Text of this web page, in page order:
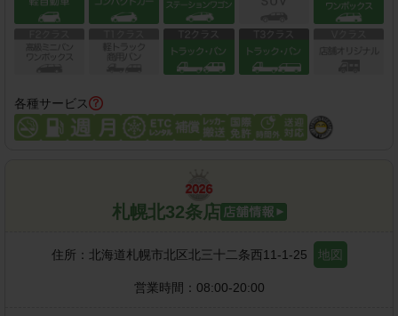
各種サービス
札幌北32条店
住所： 北海道札幌市北区北三十二条西11-1-25 地図
営業時間： 08:00-20:00